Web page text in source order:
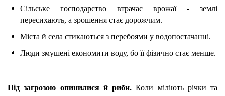
Сільське господарство втрачає врожаї - землі
пересихають, а зрошення стає дорожчим.
Міста й села стикаються з перебоями у водопостачанні.
Люди змушені економити воду, бо її фізично стає менше.
Під загрозою опинилися й риби. Коли міліють річки та